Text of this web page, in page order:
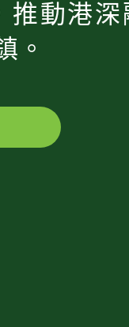
動港深
。